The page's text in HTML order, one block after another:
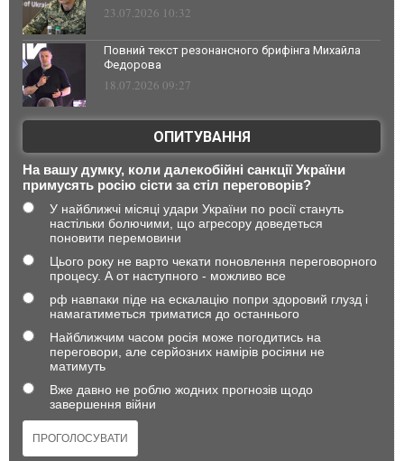
23.07.2026 10:32
Повний текст резонансного брифінга Михайла
Федорова
18.07.2026 09:27
ОПИТУВАННЯ
На вашу думку, коли далекобійні санкції України
примусять росію сісти за стіл переговорів?
У найближчі місяці удари України по росії стануть
настільки болючими, що агресору доведеться
поновити перемовини
Цього року не варто чекати поновлення переговорного
процесу. А от наступного - можливо все
рф навпаки піде на ескалацію попри здоровий глузд і
намагатиметься триматися до останнього
Найближчим часом росія може погодитись на
переговори, але серйозних намірів росіяни не
матимуть
Вже давно не роблю жодних прогнозів щодо
завершення війни